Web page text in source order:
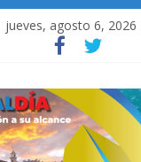
jueves, agosto 6, 2026